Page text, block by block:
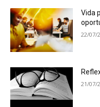
Vida
22/07/
21/07/